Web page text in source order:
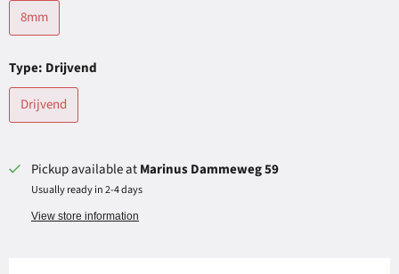
8mm
Type: Drijvend
Drijvend
Pickup available atMarinus Dammeweg 59
Usually ready in 2-4 days
View store information